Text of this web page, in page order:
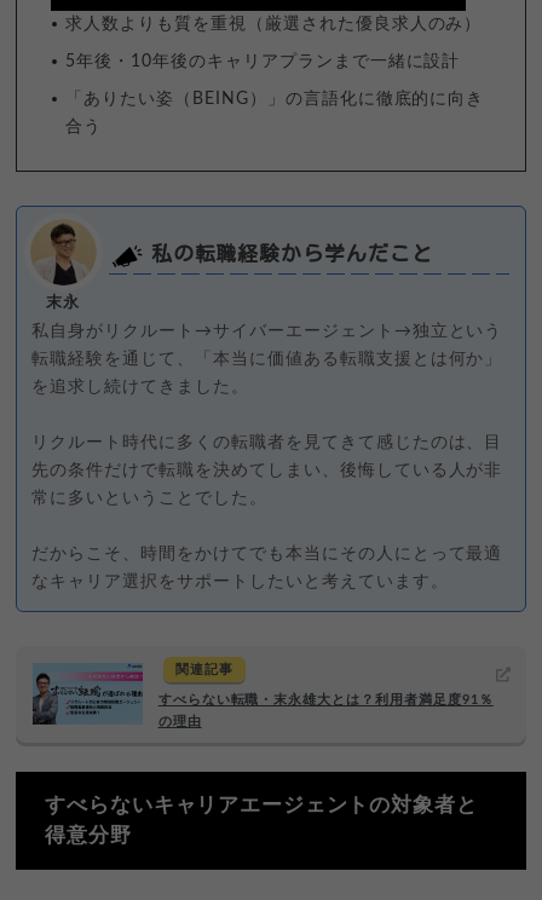
求人数よりも質を重視（厳選された優良求人のみ）
5年後・10年後のキャリアプランまで一緒に設計
「ありたい姿（BEING）」の言語化に徹底的に向き
合う
末永
私の転職経験から学んだこと
私自身がリクルート→サイバーエージェント→独立という
転職経験を通じて、「本当に価値ある転職支援とは何か」
を追求し続けてきました。
リクルート時代に多くの転職者を見てきて感じたのは、目
先の条件だけで転職を決めてしまい、後悔している人が非
常に多いということでした。
だからこそ、時間をかけてでも本当にその人にとって最適
なキャリア選択をサポートしたいと考えています。
関連記事
すべらない転職・末永雄大とは？利用者満足度91％
の理由
すべらないキャリアエージェントの対象者と
得意分野